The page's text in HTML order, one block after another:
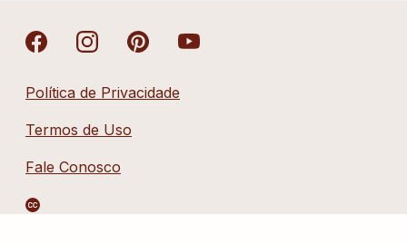
Política de Privacidade
Termos de Uso
Fale Conosco